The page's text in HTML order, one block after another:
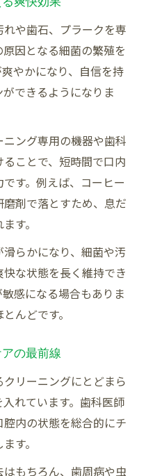
や歯石、プラークを専
因となる細菌の繁殖を
やかになり、自信を持
できるようになりま
ング専用の機器や歯科
ことで、短時間で口内
す。例えば、コーヒー
剤で落とすため、息だ
す。
らかになり、細菌や汚
な状態を長く維持でき
感になる場合もありま
んどです。
の最前線
リーニングにとどまら
れています。歯科医師
内の状態を総合的にチ
す。
もちろん、歯周病や虫